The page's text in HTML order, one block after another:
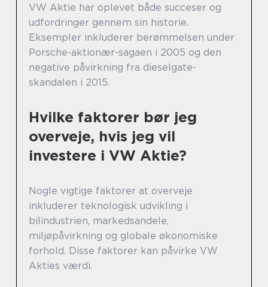
VW Aktie har oplevet både succeser og
udfordringer gennem sin historie.
Eksempler inkluderer berømmelsen under
Porsche-aktionær-sagaen i 2005 og den
negative påvirkning fra dieselgate-
skandalen i 2015.
Hvilke faktorer bør jeg
overveje, hvis jeg vil
investere i VW Aktie?
Nogle vigtige faktorer at overveje
inkluderer teknologisk udvikling i
bilindustrien, markedsandele,
miljøpåvirkning og globale økonomiske
forhold. Disse faktorer kan påvirke VW
Akties værdi.